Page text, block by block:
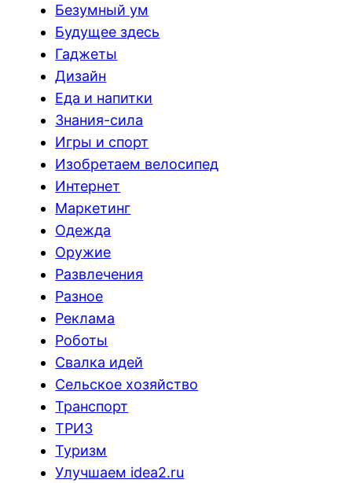
Безумный ум
Будущее здесь
Гаджеты
Дизайн
Еда и напитки
Знания-сила
Игры и спорт
Изобретаем велосипед
Интернет
Маркетинг
Одежда
Оружие
Развлечения
Разное
Реклама
Роботы
Свалка идей
Сельское хозяйство
Транспорт
ТРИЗ
Туризм
Улучшаем idea2.ru